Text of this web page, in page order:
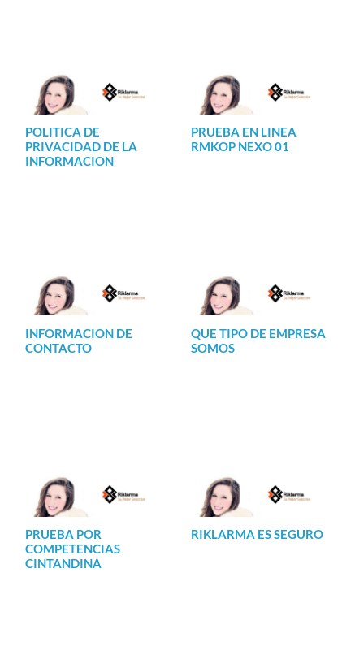
POLITICA DE
PRIVACIDAD DE LA
INFORMACION
PRUEBA EN LINEA
RMKOP NEXO 01
INFORMACION DE
CONTACTO
QUE TIPO DE EMPRESA
SOMOS
PRUEBA POR
COMPETENCIAS
CINTANDINA
RIKLARMA ES SEGURO